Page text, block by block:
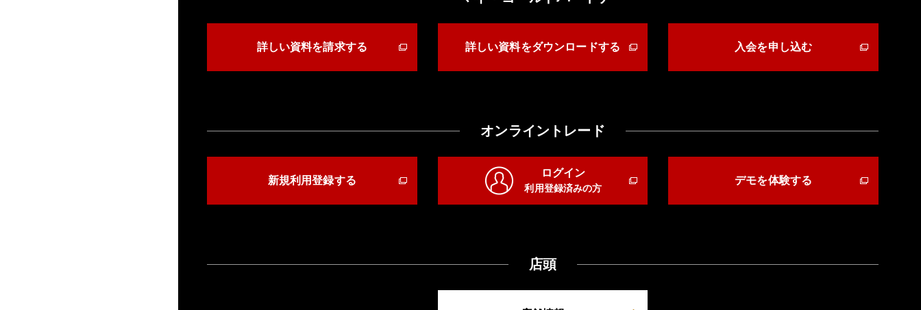
詳しい資料を請求する 詳しい資料をダウンロードする 入会を申し込む
オンライントレード
新規利用登録する
ログイン
利用登録済みの方
デモを体験する
店頭